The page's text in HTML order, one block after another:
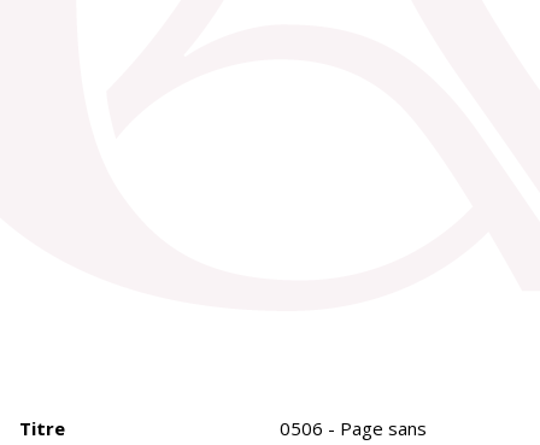
Titre
0506 - Page sans